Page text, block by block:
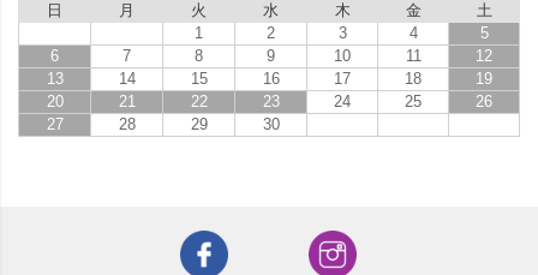
日
月 火 水 木 金
土
1
2 3 4
5
6
7 8 9 10 11
12
13
14 15 16 17 18
19
20
21 22 23 24 25
26
27
28 29 30